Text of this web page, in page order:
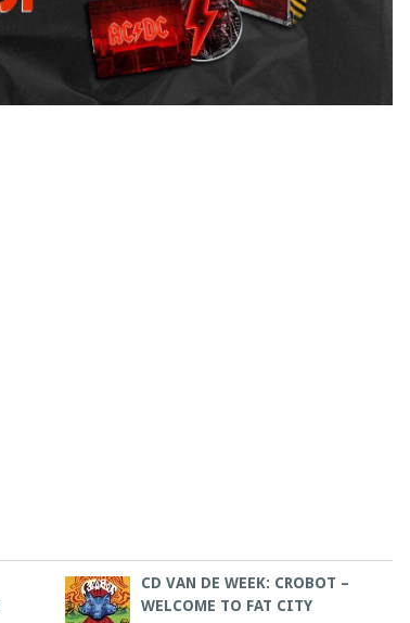
CD VAN DE WEEK: CROBOT –
WELCOME TO FAT CITY